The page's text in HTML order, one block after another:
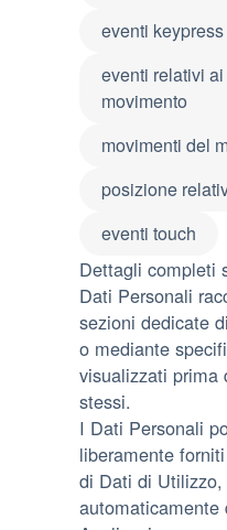
eventi keypress
eventi relativi
movimento
movimenti del
posizione
eventi touch
Dettagli completi
Dati Personali
sezioni dedicate
o mediante
visualizzati prima
stessi.
I Dati Personali
liberamente
di Dati di Utilizzo,
automaticamente